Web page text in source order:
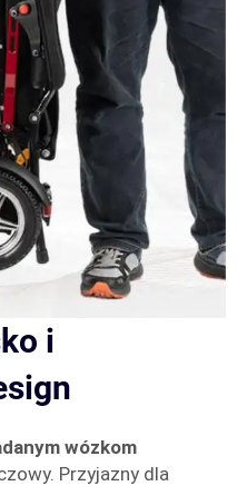
i
wózkom
Przyjazny dla